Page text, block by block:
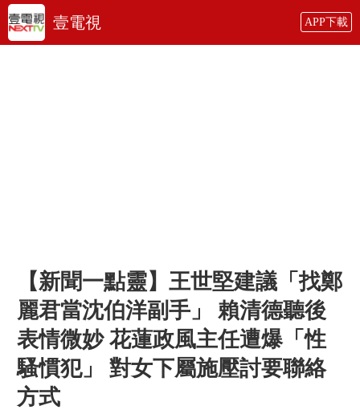
壹電視 APP下載
【新聞一點靈】王世堅建議「找鄭
麗君當沈伯洋副手」 賴清德聽後
表情微妙 花蓮政風主任遭爆「性
騷慣犯」 對女下屬施壓討要聯絡
方式